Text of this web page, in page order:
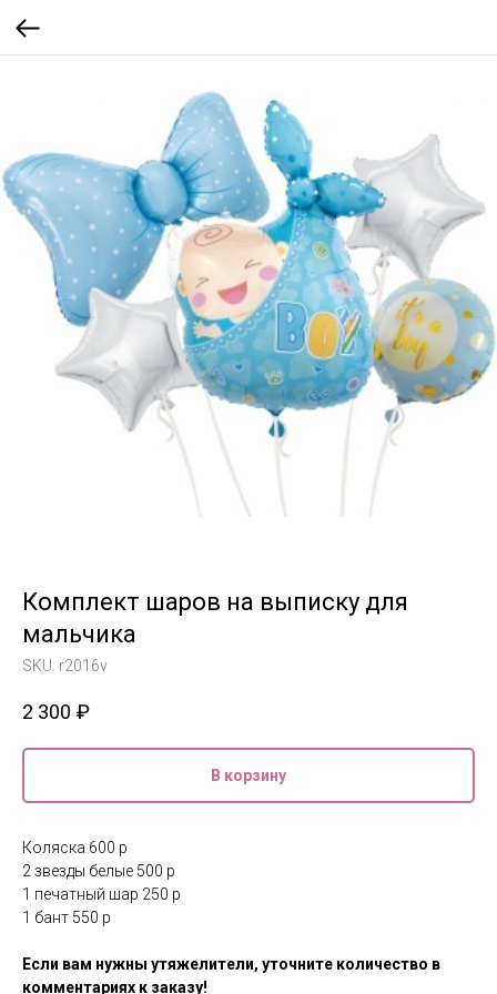
Комплект шаров на выписку для
мальчика
SKU: r2016v
2 300 ₽
В корзину
Коляска 600 р
2 звезды белые 500 р
1 печатный шар 250 р
1 бант 550 р
Если вам нужны утяжелители, уточните количество в
комментариях к заказу!